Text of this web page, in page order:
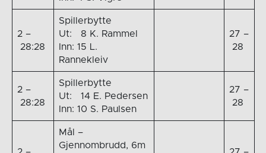
2 –
28:28
Spillerbytte
Ut: 8 K. Rammel
Inn: 15 L.
Rannekleiv
27 –
28
2 –
28:28
Spillerbytte
Ut: 14 E. Pedersen
Inn: 10 S. Paulsen
27 –
28
Mål –
Gjennombrudd, 6m